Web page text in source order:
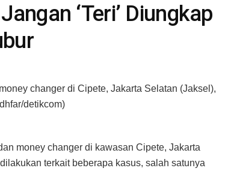
‘Teri’ Diungkap
changer di Cipete, Jakarta Selatan (Jaksel),
detikcom)
money changer di kawasan Cipete, Jakarta
terkait beberapa kasus, salah satunya